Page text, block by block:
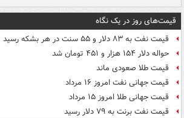
قیمت‌های روز در یک نگاه
قیمت نفت به ۸۳ دلار و ۵۵ سنت در هر بشکه رسید
حواله دلار ۱۵۴ هزار و ۴۵۱ تومان شد
قیمت طلا صعودی ماند
قیمت جهانی نفت امروز ۱۶ مرداد
قیمت جهانی طلا امروز ۱۵ مرداد
قیمت نفت برنت به ۷۹ دلار رسید